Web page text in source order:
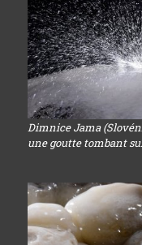
Dimnice Jama
une goutte tombant